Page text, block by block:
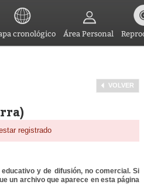
cronológico Área Personal
VOLVER
registrado
y de difusión, no comercial. Si
un archivo que aparece en esta página